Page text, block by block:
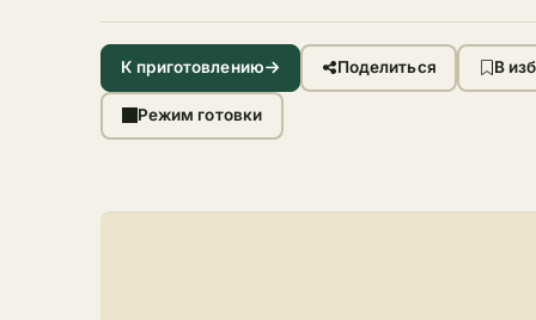
К приготовлению Поделиться В
Режим готовки